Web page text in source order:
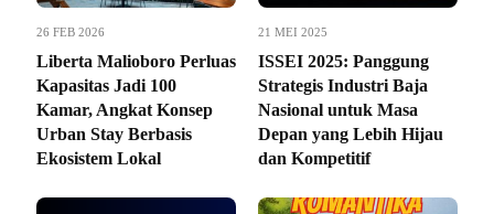
26 FEB 2026
Liberta Malioboro Perluas
Kapasitas Jadi 100
Kamar, Angkat Konsep
Urban Stay Berbasis
Ekosistem Lokal
21 MEI 2025
ISSEI 2025: Panggung
Strategis Industri Baja
Nasional untuk Masa
Depan yang Lebih Hijau
dan Kompetitif